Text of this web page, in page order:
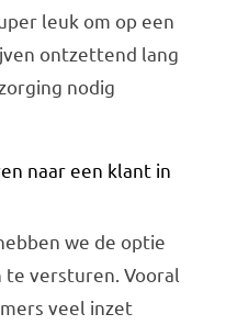
leuk om op een
ontzettend lang
nodig
naar een klant in
we de optie
versturen. Vooral
veel inzet